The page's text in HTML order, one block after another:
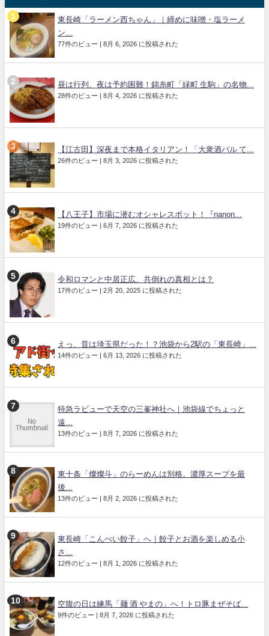
東長崎「ラーメン西ちゃん」｜締めに味噌・塩ラーメ
ン...
77件のビュー | 8月 6, 2026 に投稿された
昼は行列、夜は予約困難！錦糸町「緑町 生駒」の名物...
28件のビュー | 8月 4, 2026 に投稿された
【江古田】深夜まで本格イタリアン！「大衆酒バル て...
26件のビュー | 8月 3, 2026 に投稿された
【八王子】市場に潜むオシャレスポット！『nanon...
19件のビュー | 6月 7, 2026 に投稿された
令和ロマンと中居正広、共倒れの真相とは？
17件のビュー | 2月 20, 2025 に投稿された
えっ、昔は埼玉県だった！？池袋から2駅の「東長崎」...
14件のビュー | 6月 13, 2026 に投稿された
特急ラビューで天空の三峯神社へ｜池袋線でちょっと
遠...
13件のビュー | 8月 7, 2026 に投稿された
東十条「燦燦斗」のらーめんは別格。濃厚スープを最
後...
13件のビュー | 8月 2, 2026 に投稿された
東長崎「こんぺい餃子」へ｜餃子とお酒を楽しめる小
さ...
12件のビュー | 8月 1, 2026 に投稿された
空腹の日は練馬「麺 酒 やまの」へ！トロ豚まぜそば...
9件のビュー | 8月 7, 2026 に投稿された